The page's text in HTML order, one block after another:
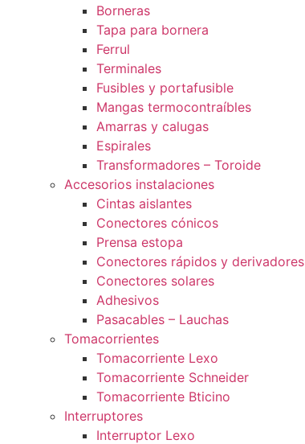
Borneras
Tapa para bornera
Ferrul
Terminales
Fusibles y portafusible
Mangas termocontraíbles
Amarras y calugas
Espirales
Transformadores – Toroide
Accesorios instalaciones
Cintas aislantes
Conectores cónicos
Prensa estopa
Conectores rápidos y derivadores
Conectores solares
Adhesivos
Pasacables – Lauchas
Tomacorrientes
Tomacorriente Lexo
Tomacorriente Schneider
Tomacorriente Bticino
Interruptores
Interruptor Lexo